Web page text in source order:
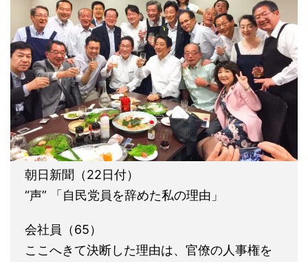
朝日新聞（22日付）
“声” 「自民党員を辞めた私の理由」
会社員（65）
ここへきて決断した理由は、官僚の人事権を